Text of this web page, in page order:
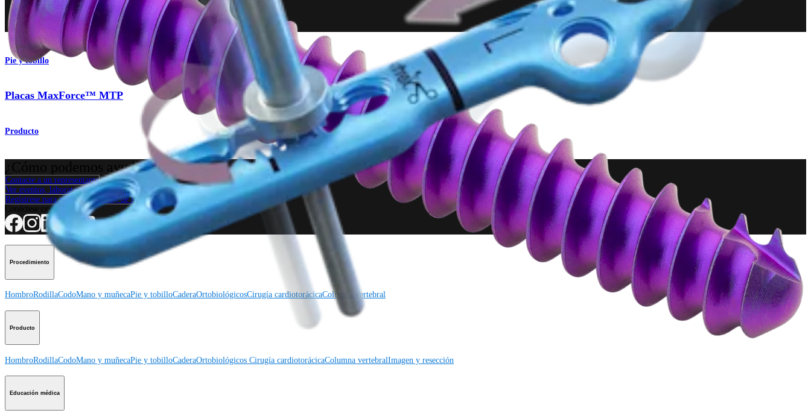
Pie y tobillo
Placas MaxForce™ MTP
Producto
¿Cómo podemos ayudarlo?
Contacte a un representante
Ver eventos, laboratorios y oportunidades educativas
Regístrese para recibir: ¿Qué hay de nuevo en Arthrex?
Conéctese con nosotros
Procedimiento
HombroRodillaCodoMano y muñecaPie y tobilloCaderaOrtobiológicosCirugía cardiotorácicaColumna vertebral
Producto
HombroRodillaCodoMano y muñecaPie y tobilloCaderaOrtobiológicos Cirugía cardiotorácicaColumna vertebralImagen y resección
Educación médica